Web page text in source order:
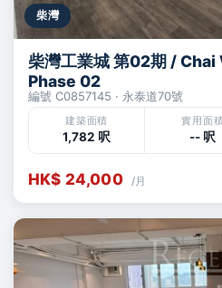
柴灣
柴灣工業城 第02期 /
Phase 02
編號 C0857145 · 永泰道70號
建築面積
1,782 呎
實用面
-- 呎
HK$ 24,000 /月